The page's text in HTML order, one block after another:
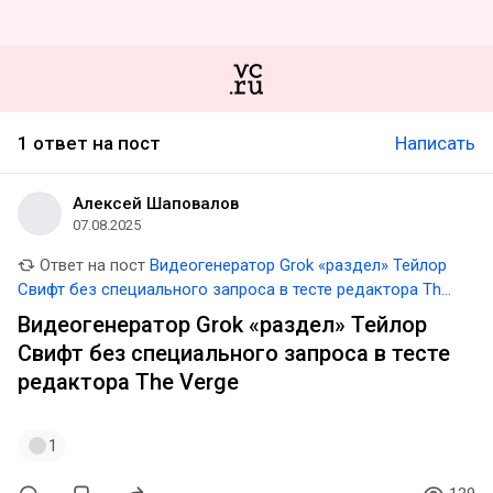
1 ответ на пост Написать
Алексей Шаповалов
07.08.2025
Ответ на пост Видеогенератор Grok «раздел» Тейлор
Свифт без специального запроса в тесте редактора The
Verge
Видеогенератор Grok «раздел» Тейлор
Свифт без специального запроса в тесте
редактора The Verge
1